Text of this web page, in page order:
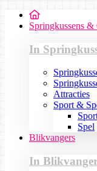
Springkussens &
In
Attracties
Sport &
Spel
Blikvangers
In